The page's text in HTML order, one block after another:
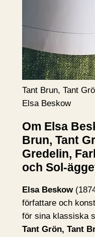
Tant Brun, Tant
Elsa Beskow
Om Elsa
Brun, Tant
Gredelin,
och Sol-
Elsa Beskow
författare och
för sina klassiska
Tant Grön, Tant